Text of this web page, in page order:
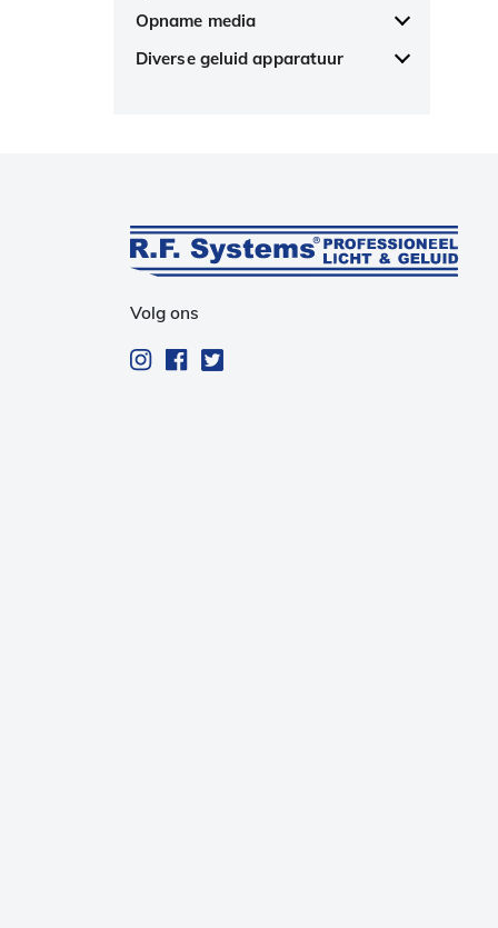
Akoestisch front schuim
Opname media
All products
Diverse geluid apparatuur
Volg ons